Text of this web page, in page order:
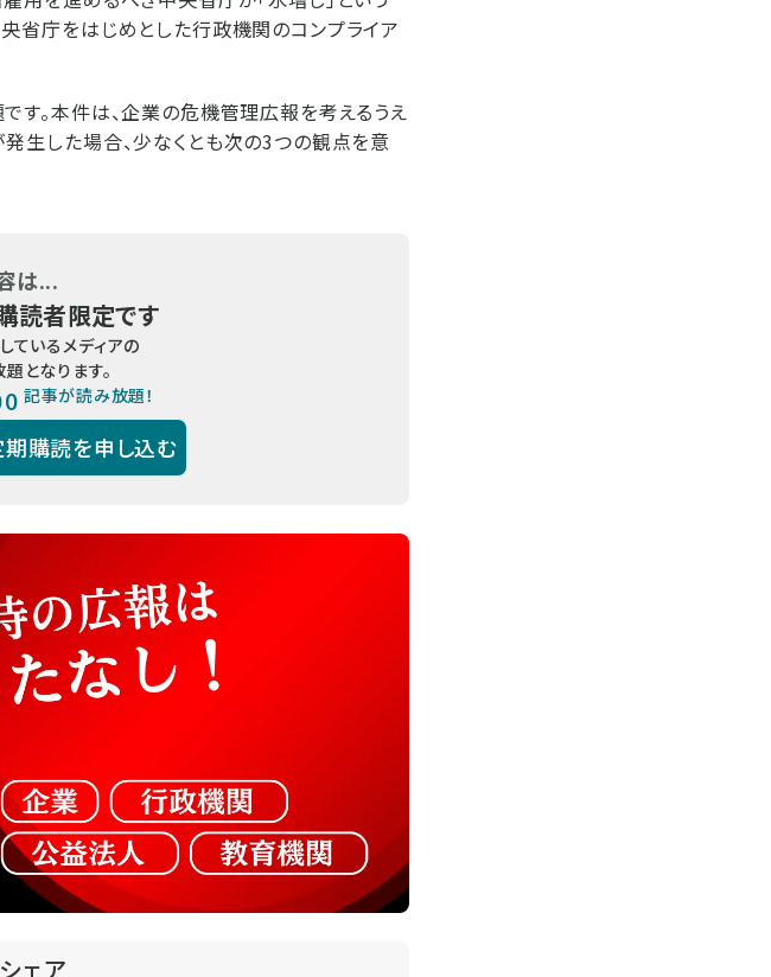
省庁をはじめとした行政機関のコンプライア
す。本件は、企業の危機管理広報を考えるうえ
生した場合、少なくとも次の3つの観点を意
は...
読者限定です
ているメディアの
となります。
記事が読み放題！
期購読を申し込む
ェア